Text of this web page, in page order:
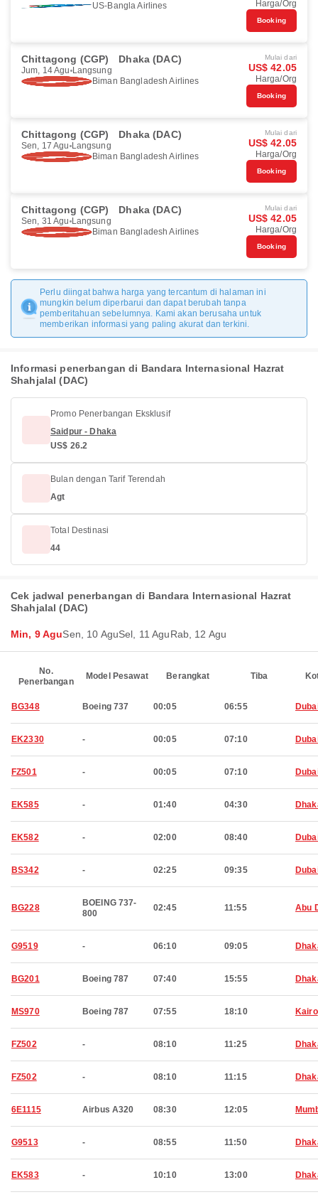
US-Bangla Airlines Harga/Org
Booking
Chittagong (CGP) Dhaka (DAC)
Jum, 14 Agu Langsung
Biman Bangladesh Airlines
Mulai dari
US$ 42.05
Harga/Org
Booking
Chittagong (CGP) Dhaka (DAC)
Sen, 17 Agu Langsung
Biman Bangladesh Airlines
Mulai dari
US$ 42.05
Harga/Org
Booking
Chittagong (CGP) Dhaka (DAC)
Sen, 31 Agu Langsung
Biman Bangladesh Airlines
Mulai dari
US$ 42.05
Harga/Org
Booking
Perlu diingat bahwa harga yang tercantum di halaman ini
mungkin belum diperbarui dan dapat berubah tanpa
pemberitahuan sebelumnya. Kami akan berusaha untuk
memberikan informasi yang paling akurat dan terkini.
Informasi penerbangan di Bandara Internasional Hazrat
Shahjalal (DAC)
Promo Penerbangan Eksklusif
Saidpur - Dhaka
US$ 26.2
Bulan dengan Tarif Terendah
Agt
Total Destinasi
44
Cek jadwal penerbangan di Bandara Internasional Hazrat
Shahjalal (DAC)
Min, 9 AguSen, 10 AguSel, 11 AguRab, 12 Agu
No.
Penerbangan
Model Pesawat Berangkat Tiba
BG348 Boeing 737 00:05 06:55
EK2330 - 00:05 07:10
FZ501 - 00:05 07:10
EK585 - 01:40 04:30
EK582 - 02:00 08:40
BS342 - 02:25 09:35
BG228
BOEING 737-
800
02:45 11:55 Abu
G9519 - 06:10 09:05
BG201 Boeing 787 07:40 15:55
MS970 Boeing 787 07:55 18:10 Kairo
FZ502 - 08:10 11:25
FZ502 - 08:10 11:15
6E1115 Airbus A320 08:30 12:05
G9513 - 08:55 11:50
EK583 - 10:10 13:00